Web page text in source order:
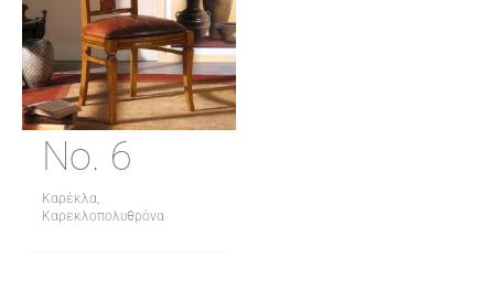
No. 6
Καρέκλα,
Καρεκλοπολυθρόνα